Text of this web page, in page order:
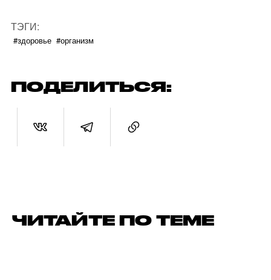
ТЭГИ:
#здоровье #организм
ПОДЕЛИТЬСЯ:
ЧИТАЙТЕ ПО ТЕМЕ